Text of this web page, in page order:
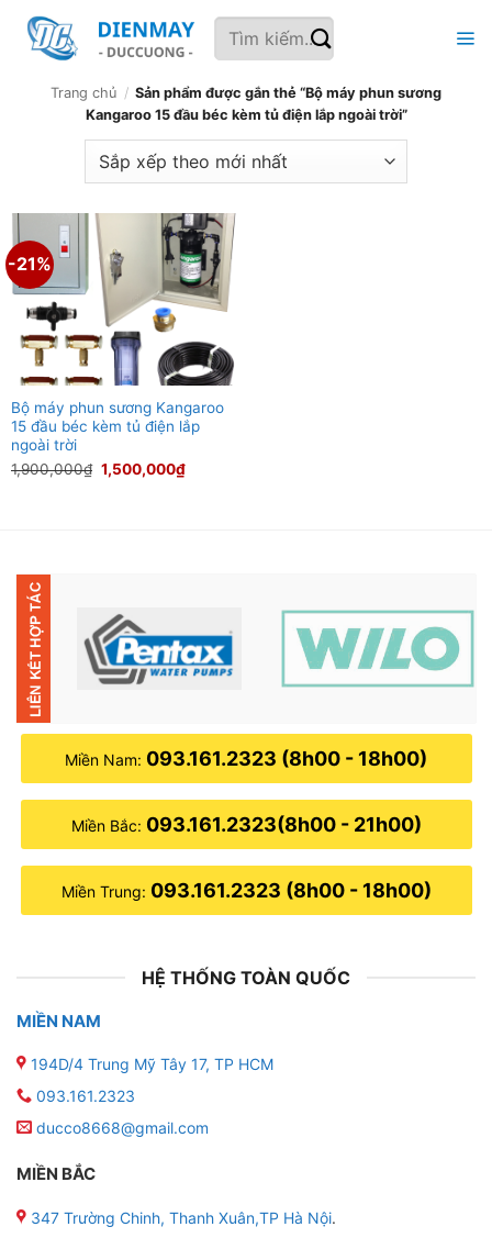
qua
Tìm
kiếm:
Trang chủ / Sản phẩm được gắn thẻ “Bộ máy phun sương
Kangaroo 15 đầu béc kèm tủ điện lắp ngoài trời”
-21%
Bộ máy phun sương Kangaroo
15 đầu béc kèm tủ điện lắp
ngoài trời
1,900,000₫ Giá
gốc
1,500,000₫Giá
Miền Nam: 093.161.2323 (8h00 - 18h00)
Miền Bắc: 093.161.2323(8h00 - 21h00)
Miền Trung: 093.161.2323 (8h00 - 18h00)
HỆ THỐNG TOÀN QUỐC
MIỀN NAM
194D/4 Trung Mỹ Tây 17, TP HCM
093.161.2323
ducco8668@gmail.com
MIỀN BẮC
347 Trường Chinh, Thanh Xuân,TP Hà Nội.